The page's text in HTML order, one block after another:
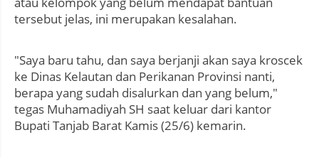
tersebut jelas, ini merupakan kesalahan.
"Saya baru tahu, dan saya berjanji akan saya kroscek
ke Dinas Kelautan dan Perikanan Provinsi nanti,
berapa yang sudah disalurkan dan yang belum,"
tegas Muhamadiyah SH saat keluar dari kantor
Bupati Tanjab Barat Kamis (25/6) kemarin.